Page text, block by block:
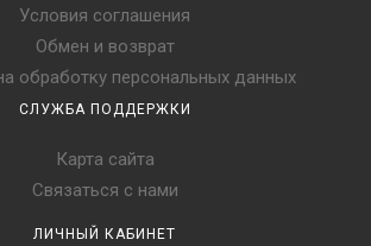
Условия соглашения
Обмен и возврат
обработку персональных данных
СЛУЖБА ПОДДЕРЖКИ
Карта сайта
Связаться с нами
ЛИЧНЫЙ КАБИНЕТ